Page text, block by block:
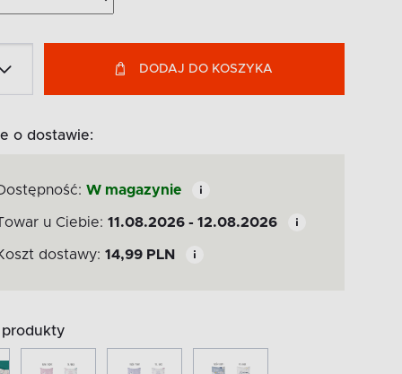
DODAJ DO KOSZYKA
o dostawie:
W magazynie
u Ciebie: 11.08.2026 - 12.08.2026
dostawy: 14,99 PLN